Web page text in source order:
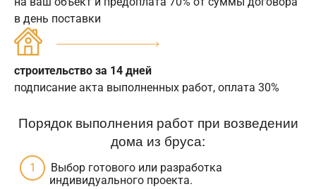
в день поставки
строительство за 14 дней
подписание акта выполненных работ, оплата 30%
Порядок выполнения работ при возведении
дома из бруса:
Выбор готового или разработка
индивидуального проекта.